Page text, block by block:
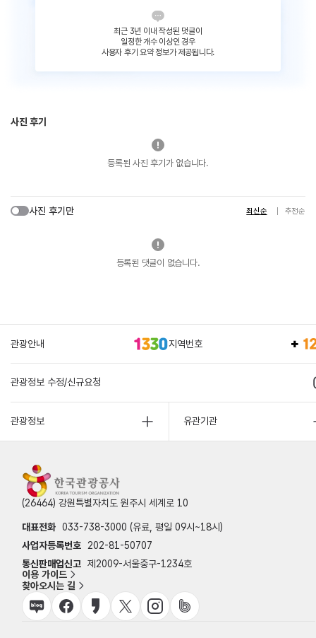
최근 3년 이내 작성된 댓글이
일정한 개수 이상인 경우
사용자 후기 요약 정보가 제공됩니다.
사진 후기
등록된 사진 후기가 없습니다.
사진 후기만 최신순 추천순
등록된 댓글이 없습니다.
관광안내 지역번호
관광정보 수정/신규요청
관광정보 유관기관
(26464) 강원특별자치도 원주시 세계로 10
대표전화 033-738-3000 (유료, 평일 09시~18시)
사업자등록번호
202-81-50707
통신판매업신고 제2009-서울중구-1234호
이용 가이드
찾아오시는 길